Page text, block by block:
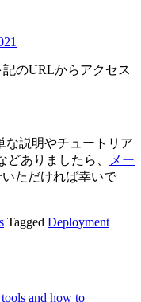
記のURLからアクセス
な説明やチュートリア
ありましたら、
メー
ただければ幸いで
Tagged Deployment
and how to